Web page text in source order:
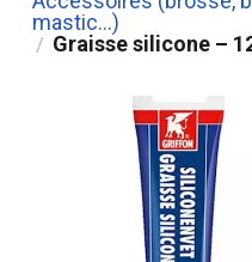
mastic...)
/ Graisse silicone –